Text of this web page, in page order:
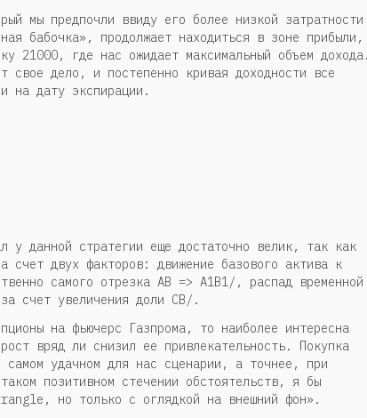
мы предпочли ввиду его более низкой затратности
бабочка», продолжает находиться в зоне прибыли,
21000, где нас ожидает максимальный объем дохода.
свое дело, и постепенно кривая доходности все
на дату экспирации.
у данной стратегии еще достаточно велик, так как
счет двух факторов: движение базового актива к
самого отрезка AB => A1B1/, распад временной
счет увеличения доли CB/.
на фьючерс Газпрома, то наиболее интересна
вряд ли снизил ее привлекательность. Покупка
самом удачном для нас сценарии, а точнее, при
позитивном стечении обстоятельств, я бы
но только с оглядкой на внешний фон».